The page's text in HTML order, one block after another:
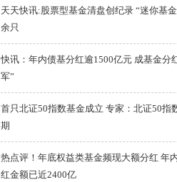
天天快讯:股票型基金清盘创纪录 “迷你基
余只
快讯：年内债基分红逾1500亿元 成基金分
军”
首只北证50指数基金成立 专家：北证50指
期
热点评！年底权益类基金频现大额分红 年
红金额已近2400亿